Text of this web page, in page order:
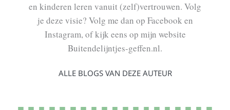
en kinderen leren vanuit (zelf)vertrouwen. Volg
je deze visie? Volg me dan op Facebook en
Instagram, of kijk eens op mijn website
Buitendelijntjes-geffen.nl.
ALLE BLOGS VAN DEZE AUTEUR